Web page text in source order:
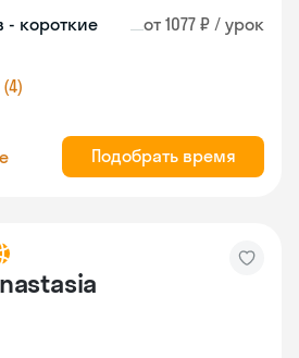
- короткие
от 1077 ₽ / урок
Подобрать время